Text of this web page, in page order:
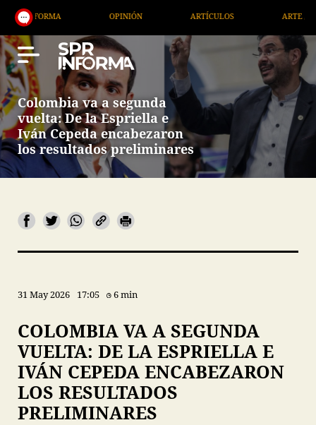
OPINIÓN ARTÍCULOS ARTE /
Colombia va a segunda
vuelta: De la Espriella e
Iván Cepeda encabezaron
los resultados preliminares
31 May 2026 17:05 6 min
COLOMBIA VA A SEGUNDA
VUELTA: DE LA ESPRIELLA E
IVÁN CEPEDA ENCABEZARON
LOS RESULTADOS
PRELIMINARES